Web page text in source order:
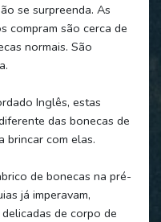
se surpreenda. As
compram são cerca de
normais. São
Inglês, estas
das bonecas de
brincar com elas.
de bonecas na pré-
já imperavam,
de corpo de